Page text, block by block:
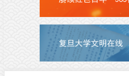
复旦大学文明在线